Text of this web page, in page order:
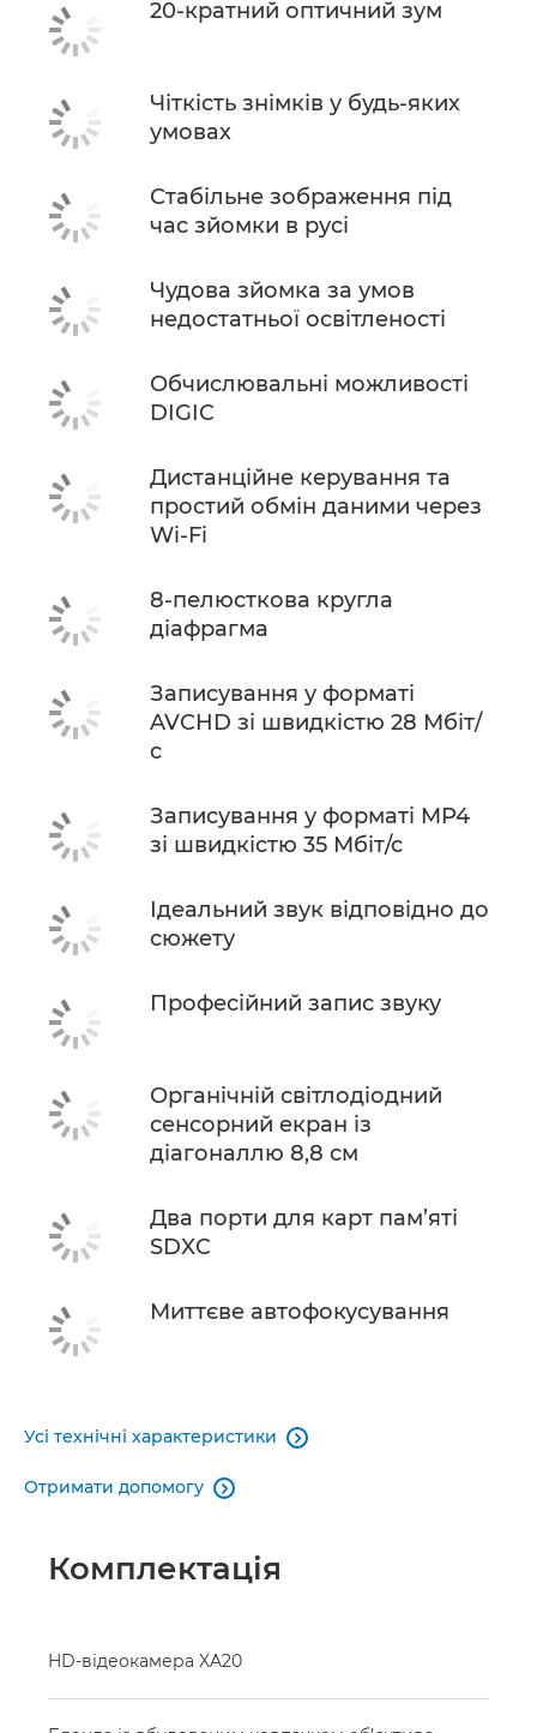
20-кратний оптичний зум
Чіткість знімків у будь-яких
умовах
Стабільне зображення під
час зйомки в русі
Чудова зйомка за умов
недостатньої освітленості
Обчислювальні можливості
DIGIC
Дистанційне керування та
простий обмін даними через
Wi-Fi
8-пелюсткова кругла
діафрагма
Записування у форматі
AVCHD зі швидкістю 28 Мбіт/
с
Записування у форматі MP4
зі швидкістю 35 Мбіт/с
Ідеальний звук відповідно до
сюжету
Професійний запис звуку
Органічній світлодіодний
сенсорний екран із
діагоналлю 8,8 см
Два порти для карт пам’яті
SDXC
Миттєве автофокусування
Усі технічні характеристики 
Отримати допомогу 
Комплектація
HD-відеокамера XA20